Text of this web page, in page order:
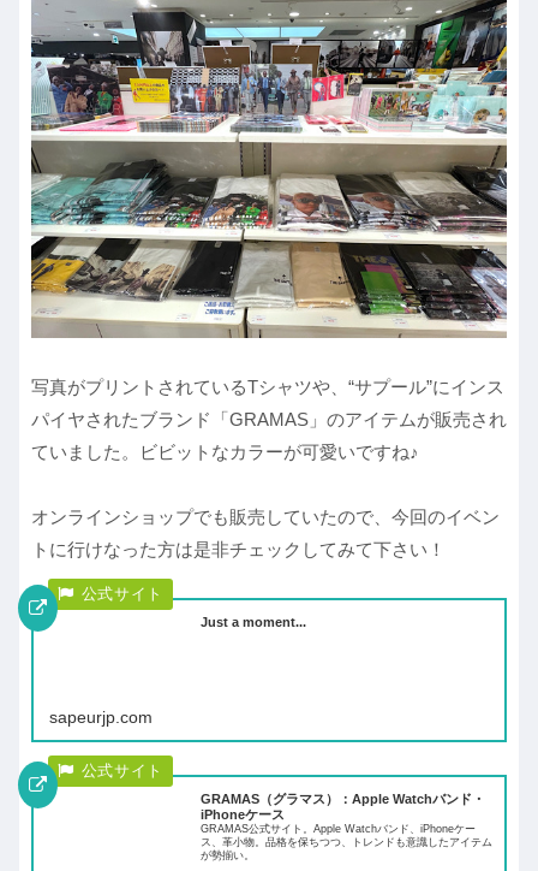
写真がプリントされているTシャツや、“サプール”にインス
パイヤされたブランド「GRAMAS」のアイテムが販売され
ていました。ビビットなカラーが可愛いですね♪
オンラインショップでも販売していたので、今回のイベン
トに行けなった方は是非チェックしてみて下さい！
Just a moment...
sapeurjp.com
GRAMAS（グラマス）：Apple Watchバンド・
iPhoneケース
GRAMAS公式サイト。Apple Watchバンド、iPhoneケー
ス、革小物。品格を保ちつつ、トレンドも意識したアイテム
が勢揃い。